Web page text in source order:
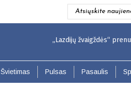
Atsiųskite
„Lazdijų žvaigždės“
Švietimas Pulsas Pasaulis